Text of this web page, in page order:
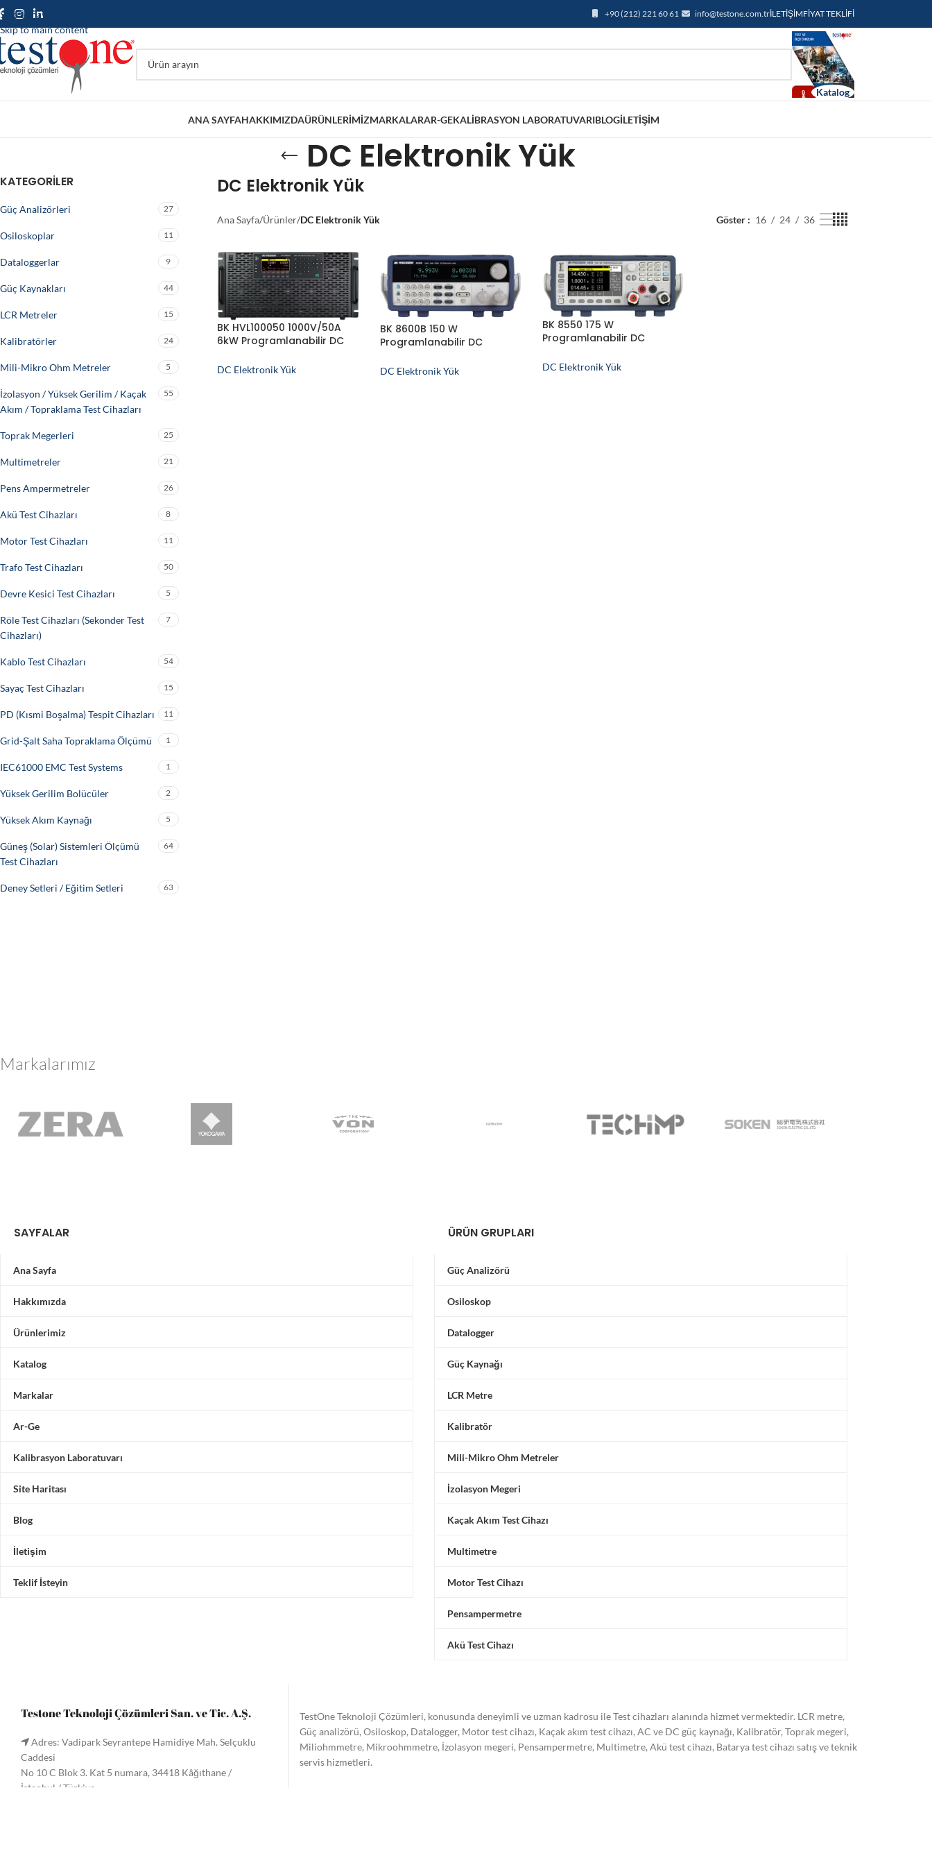
Skip to navigation
Skip to main content
+90 (212) 221 60 61 info@testone.com.trİLETIŞIMFIYAT TEKLIFI
ANA SAYFAHAKKIMIZDAÜRÜNLERIMIZMARKALARAR-GEKALIBRASYON LABORATUVARIBLOGİLETIŞIM
DC Elektronik Yük
KATEGORILER
Güç Analizörleri 27
Osiloskoplar 11
Dataloggerlar 9
Güç Kaynakları 44
LCR Metreler 15
Kalibratörler 24
Mili-Mikro Ohm Metreler 5
İzolasyon / Yüksek Gerilim / Kaçak
Akım / Topraklama Test Cihazları
55
Toprak Megerleri 25
Multimetreler 21
Pens Ampermetreler 26
Akü Test Cihazları 8
Motor Test Cihazları 11
Trafo Test Cihazları 50
Devre Kesici Test Cihazları 5
Röle Test Cihazları (Sekonder Test
Cihazları)
7
Kablo Test Cihazları 54
Sayaç Test Cihazları 15
PD (Kısmi Boşalma) Tespit Cihazları 11
Grid-Şalt Saha Topraklama Ölçümü 1
IEC61000 EMC Test Systems 1
Yüksek Gerilim Bolücüler 2
Yüksek Akım Kaynağı 5
Güneş (Solar) Sistemleri Ölçümü
Test Cihazları
64
Deney Setleri / Eğitim Setleri 63
DC Elektronik Yük
Ana Sayfa/Ürünler/DC Elektronik Yük Göster 16 24 36
BK HVL100050 1000V/50A
6kW Programlanabilir DC
DC Elektronik Yük
BK 8600B 150 W
Programlanabilir DC
DC Elektronik Yük
BK 8550 175 W
Programlanabilir DC
DC Elektronik Yük
Markalarımız
SAYFALAR
Ana Sayfa
Hakkımızda
Ürünlerimiz
Katalog
Markalar
Ar-Ge
Kalibrasyon Laboratuvarı
Site Haritası
Blog
İletişim
Teklif İsteyin
ÜRÜN GRUPLARI
Güç Analizörü
Osiloskop
Datalogger
Güç Kaynağı
LCR Metre
Kalibratör
Mili-Mikro Ohm Metreler
İzolasyon Megeri
Kaçak Akım Test Cihazı
Multimetre
Motor Test Cihazı
Pensampermetre
Akü Test Cihazı
Testone Teknoloji Çözümleri San. ve Tic. A.Ş.
Adres: Vadipark Seyrantepe Hamidiye Mah. Selçuklu
Caddesi
No 10 C Blok 3. Kat 5 numara, 34418 Kâğıthane /
İstanbul / Türkiye
TestOne Teknoloji Çözümleri, konusunda deneyimli ve uzman kadrosu ile Test cihazları alanında hizmet vermektedir. LCR metre,
Güç analizörü, Osiloskop, Datalogger, Motor test cihazı, Kaçak akım test cihazı, AC ve DC güç kaynağı, Kalibratör, Toprak megeri,
Miliohmmetre, Mikroohmmetre, İzolasyon megeri, Pensampermetre, Multimetre, Akü test cihazı, Batarya test cihazı satış ve teknik
servis hizmetleri.